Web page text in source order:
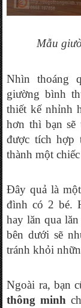
Mẫu
Nhìn thoáng
giường bình
thiết kế nhỉnh
hơn thì bạn sẽ
được tích hợp
thành một
Đây quả là
đình có 2 bé.
hay lăn qua
bên dưới sẽ
tránh khỏi
Ngoài ra, bạn
thông minh